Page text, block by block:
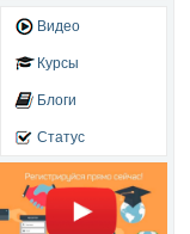
Видео
Курсы
Блоги
Статус